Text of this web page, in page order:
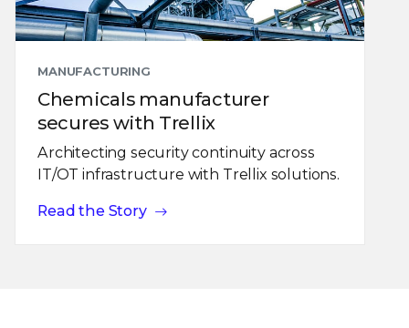
MANUFACTURING
Chemicals manufacturer
secures with Trellix
Architecting security continuity across
IT/OT infrastructure with Trellix solutions.
Read the Story